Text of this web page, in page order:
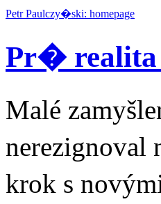
Petr Paulczy�ski: homepage
Pr�
Malé
krok s